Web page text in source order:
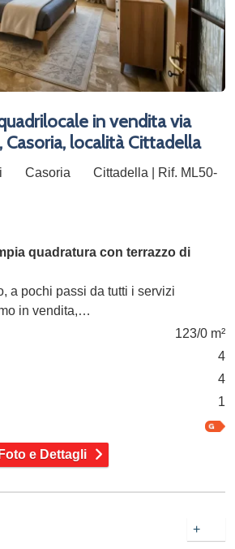
in vendita via
Casoria, località Cittadella
Casoria
Cittadella | Rif. ML50-
quadratura con terrazzo di
a pochi passi da tutti i servizi
in vendita,…
123/0 m²
4
4
1
e Dettagli
+